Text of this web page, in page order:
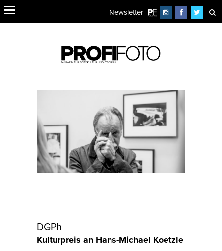
Newsletter
DGPh
Kulturpreis an Hans-Michael Koetzle